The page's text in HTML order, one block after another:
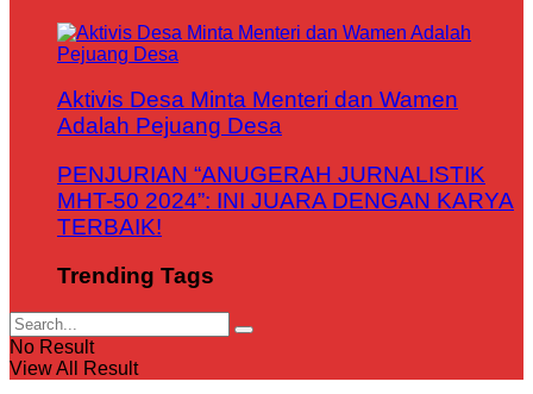
Aktivis Desa Minta Menteri dan Wamen
Adalah Pejuang Desa
PENJURIAN “ANUGERAH JURNALISTIK
MHT-50 2024”: INI JUARA DENGAN KARYA
TERBAIK!
Trending Tags
No Result
View All Result